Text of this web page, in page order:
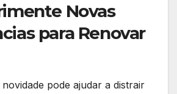
Novas
para Renovar
pode ajudar a distrair